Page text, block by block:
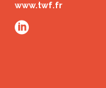
www.twf.fr